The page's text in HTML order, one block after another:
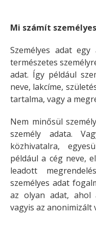
Mi számít
Személyes adat
természetes
adat. Így például
neve, lakcíme,
tartalma, vagy a
Nem minősül
személy adata.
közhivatalra,
például a cég neve,
leadott
személyes adat
az olyan adat, ahol
vagyis az anonimizált